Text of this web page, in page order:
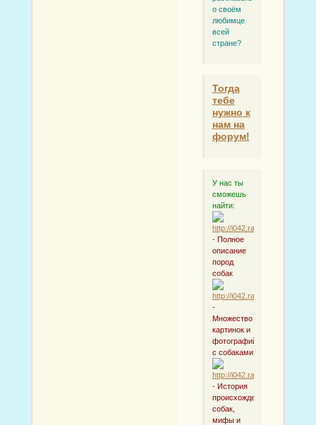
о своём
любимце
всей
стране?
Тогда
тебе
нужно к
нам на
форум!
У нас ты
сможешь
найти:
- Полное
описание
пород
собак
-
Множество
картинок и
фотографий
с собаками
- История
происхождения
собак,
мифы и